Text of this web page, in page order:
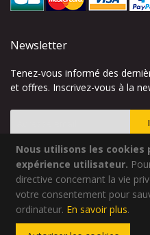
Nous utilisons les cookies
expérience utilisateur.
directive concernant la vie
votre consentement pour
ordinateur. En savoir plus.
Newsletter
Tenez-vous informé des
et offres. Inscrivez-vous à la
Inscription
notre
lettre
d’information
Site créé parCodsense